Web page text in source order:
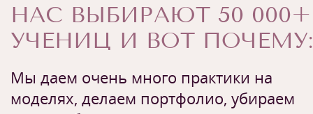
НАС ВЫБИРАЮТ 50 000+
УЧЕНИЦ И ВОТ ПОЧЕМУ:
Мы даем очень много практики на
моделях, делаем портфолио, убираем